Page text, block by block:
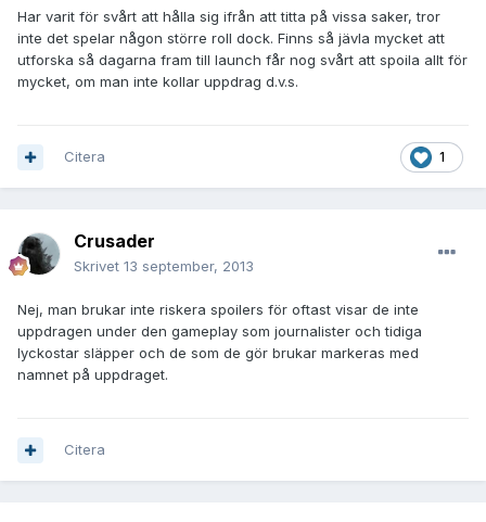
Har varit för svårt att hålla sig ifrån att titta på vissa saker, tror
inte det spelar någon större roll dock. Finns så jävla mycket att
utforska så dagarna fram till launch får nog svårt att spoila allt för
mycket, om man inte kollar uppdrag d.v.s.
1
Citera
Crusader
Skrivet 13 september, 2013
Nej, man brukar inte riskera spoilers för oftast visar de inte
uppdragen under den gameplay som journalister och tidiga
lyckostar släpper och de som de gör brukar markeras med
namnet på uppdraget.
Citera